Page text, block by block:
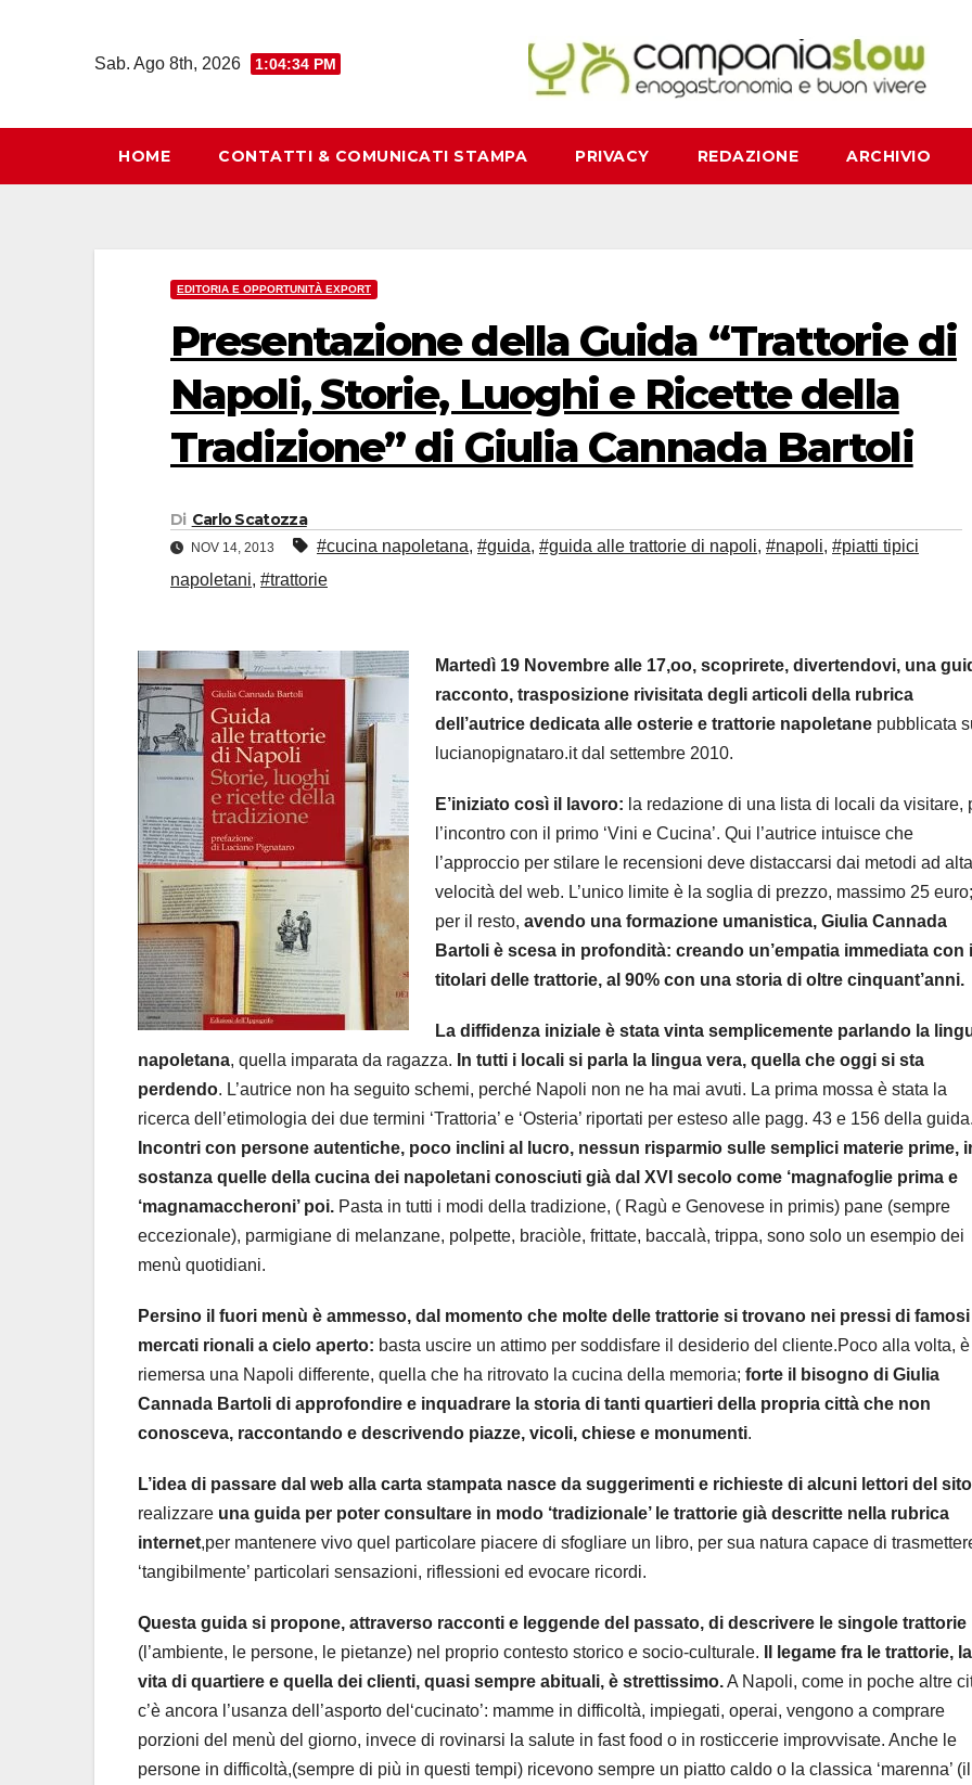
Sab. Ago 8th, 2026 1:04:35 PM
HOME CONTATTI & COMUNICATI STAMPA PRIVACY REDAZIONE ARCHIVIO
EDITORIA E OPPORTUNITÀ EXPORT
Presentazione della Guida “Trattorie di
Napoli, Storie, Luoghi e Ricette della
Tradizione” di Giulia Cannada Bartoli
Di Carlo Scatozza
NOV 14, 2013 #cucina napoletana, #guida, #guida alle trattorie di napoli, #napoli, #piatti tipici
napoletani, #trattorie
Martedì 19 Novembre alle 17,oo, scoprirete, divertendovi, una
racconto, trasposizione rivisitata degli articoli della rubrica
dell’autrice dedicata alle osterie e trattorie napoletane pubblicata
lucianopignataro.it dal settembre 2010.
E’iniziato così il lavoro: la redazione di una lista di locali da visitare,
l’incontro con il primo ‘Vini e Cucina’. Qui l’autrice intuisce che
l’approccio per stilare le recensioni deve distaccarsi dai metodi ad alta
velocità del web. L’unico limite è la soglia di prezzo, massimo 25 euro;
per il resto, avendo una formazione umanistica, Giulia Cannada
Bartoli è scesa in profondità: creando un’empatia immediata con i
titolari delle trattorie, al 90% con una storia di oltre cinquant’anni.
La diffidenza iniziale è stata vinta semplicemente parlando la
napoletana, quella imparata da ragazza. In tutti i locali si parla la lingua vera, quella che oggi si sta
perdendo. L’autrice non ha seguito schemi, perché Napoli non ne ha mai avuti. La prima mossa è stata la
ricerca dell’etimologia dei due termini ‘Trattoria’ e ‘Osteria’ riportati per esteso alle pagg. 43 e 156 della guida.
Incontri con persone autentiche, poco inclini al lucro, nessun risparmio sulle semplici materie prime,
sostanza quelle della cucina dei napoletani conosciuti già dal XVI secolo come ‘magnafoglie prima e
‘magnamaccheroni’ poi. Pasta in tutti i modi della tradizione, ( Ragù e Genovese in primis) pane (sempre
eccezionale), parmigiane di melanzane, polpette, braciòle, frittate, baccalà, trippa, sono solo un esempio dei
menù quotidiani.
Persino il fuori menù è ammesso, dal momento che molte delle trattorie si trovano nei pressi di famosi
mercati rionali a cielo aperto: basta uscire un attimo per soddisfare il desiderio del cliente.Poco alla volta, è
riemersa una Napoli differente, quella che ha ritrovato la cucina della memoria; forte il bisogno di Giulia
Cannada Bartoli di approfondire e inquadrare la storia di tanti quartieri della propria città che non
conosceva, raccontando e descrivendo piazze, vicoli, chiese e monumenti.
L’idea di passare dal web alla carta stampata nasce da suggerimenti e richieste di alcuni lettori del
realizzare una guida per poter consultare in modo ‘tradizionale’ le trattorie già descritte nella rubrica
internet,per mantenere vivo quel particolare piacere di sfogliare un libro, per sua natura capace di
‘tangibilmente’ particolari sensazioni, riflessioni ed evocare ricordi.
Questa guida si propone, attraverso racconti e leggende del passato, di descrivere le singole trattorie
(l’ambiente, le persone, le pietanze) nel proprio contesto storico e socio-culturale.
Il legame fra le trattorie, la
vita di quartiere e quella dei clienti, quasi sempre abituali, è strettissimo.A Napoli, come in poche altre
c’è ancora l’usanza dell’asporto del‘cucinato’: mamme in difficoltà, impiegati, operai, vengono a comprare
porzioni del menù del giorno, invece di rovinarsi la salute in fast food o in rosticcerie improvvisate. Anche le
persone in difficoltà,(sempre di più in questi tempi) ricevono sempre un piatto caldo o la classica ‘marenna’ (il